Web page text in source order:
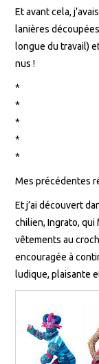
Et avant cela,
lanières
longue du travail)
nus !
*
*
*
*
*
Mes précédentes
Et j’ai découvert
chilien, Ingrato, qui
vêtements au
encouragée à
ludique, plaisante